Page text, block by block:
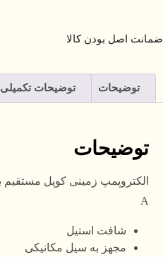
ضمانت اصل بودن کالا
توضیحات توضیحات تکمیلی
توضیحات
A
شافت استیل
مجهز به سیل مکانیکی